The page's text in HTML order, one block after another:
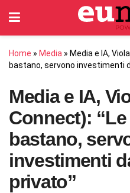
Home » Media » Media e IA,
bastano, servono investimenti
Media e IA,
Connect):
bastano,
investimenti
privato”